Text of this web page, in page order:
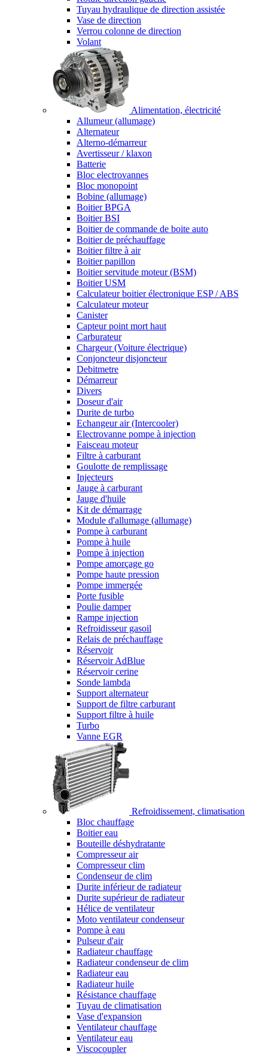
Tuyau hydraulique de direction assistée
Vase de direction
Verrou colonne de direction
Volant
Alimentation, électricité
Allumeur (allumage)
Alternateur
Alterno-démarreur
Avertisseur / klaxon
Batterie
Bloc electrovannes
Bloc monopoint
Bobine (allumage)
Boitier BPGA
Boitier BSI
Boitier de commande de boite auto
Boitier de préchauffage
Boitier filtre à air
Boitier papillon
Boitier servitude moteur (BSM)
Boitier USM
Calculateur boitier électronique ESP / ABS
Calculateur moteur
Canister
Capteur point mort haut
Carburateur
Chargeur (Voiture électrique)
Conjoncteur disjoncteur
Debitmetre
Démarreur
Divers
Doseur d'air
Durite de turbo
Echangeur air (Intercooler)
Electrovanne pompe à injection
Faisceau moteur
Filtre à carburant
Goulotte de remplissage
Injecteurs
Jauge à carburant
Jauge d'huile
Kit de démarrage
Module d'allumage (allumage)
Pompe à carburant
Pompe à huile
Pompe à injection
Pompe amorçage go
Pompe haute pression
Pompe immergée
Porte fusible
Poulie damper
Rampe injection
Refroidisseur gasoil
Relais de préchauffage
Réservoir
Réservoir AdBlue
Réservoir cerine
Sonde lambda
Support alternateur
Support de filtre carburant
Support filtre à huile
Turbo
Vanne EGR
Refroidissement, climatisation
Bloc chauffage
Boitier eau
Bouteille déshydratante
Compresseur air
Compresseur clim
Condenseur de clim
Durite inférieur de radiateur
Durite supérieur de radiateur
Hélice de ventilateur
Moto ventilateur condenseur
Pompe à eau
Pulseur d'air
Radiateur chauffage
Radiateur condenseur de clim
Radiateur eau
Radiateur huile
Résistance chauffage
Tuyau de climatisation
Vase d'expansion
Ventilateur chauffage
Ventilateur eau
Viscocoupler